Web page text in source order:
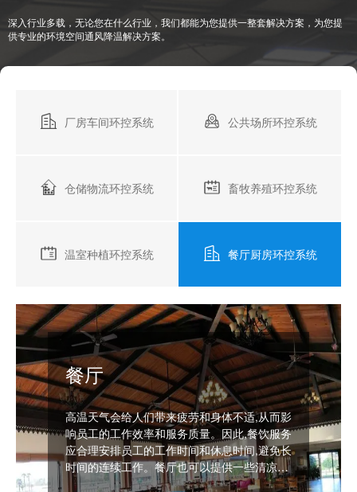
深入行业多载，无论您在什么行业，我们都能为您提供一整套解决方案，为您提
供专业的环境空间通风降温解决方案。
厂房车间环控系统 公共场所环控系统
仓储物流环控系统 畜牧养殖环控系统
温室种植环控系统 餐厅厨房环控系统
餐厅
高温天气会给人们带来疲劳和身体不适,从而影
响员工的工作效率和服务质量。因此,餐饮服务
应合理安排员工的工作时间和休息时间,避免长
时间的连续工作。餐厅也可以提供一些清凉解
决方案